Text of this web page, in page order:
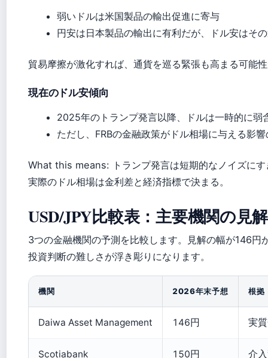
弱いドルは米国製品の輸出促進に寄与
円安は日本製品の輸出に有利だが、ドル安はそ
貿易摩擦が激化すれば、通貨を巡る緊張も高まる可能
現在のドル安傾向
2025年のトランプ発言以降、ドルは一時的に弱
ただし、FRBの金融政策がドル相場に与える影
What this means: トランプ発言は短期的なノイズにす
実際のドル相場は金利差と経済指標で決まる。
USD/JPY比較表：主要機関の見解
3つの金融機関の予測を比較します。見解の幅が146円
投資判断の難しさが浮き彫りになります。
機関 2026年末予想 根拠
Daiwa Asset Management 146円 実
Scotiabank 150円 介